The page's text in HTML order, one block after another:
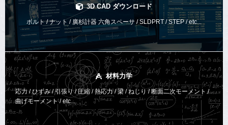
3D CAD ダウンロード
ボルト / ナット / 廣杉計器 六角スペーサ / SLDPRT / STEP / etc...
材料力学
応力 / ひずみ / 引張り / 圧縮 / 熱応力 / 梁 / ねじり / 断面二次モーメント /
曲げモーメント /etc...